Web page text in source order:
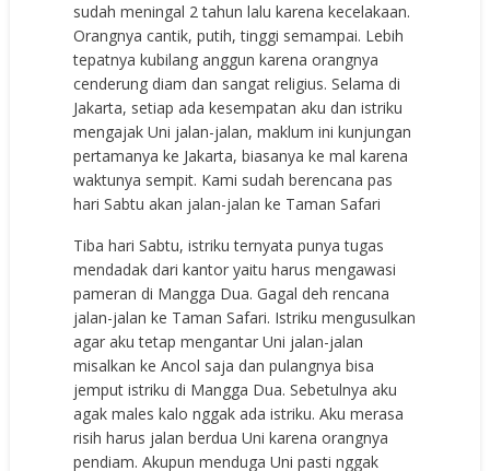
sudah meningal 2 tahun lalu karena kecelakaan.
Orangnya cantik, putih, tinggi semampai. Lebih
tepatnya kubilang anggun karena orangnya
cenderung diam dan sangat religius. Selama di
Jakarta, setiap ada kesempatan aku dan istriku
mengajak Uni jalan-jalan, maklum ini kunjungan
pertamanya ke Jakarta, biasanya ke mal karena
waktunya sempit. Kami sudah berencana pas
hari Sabtu akan jalan-jalan ke Taman Safari
Tiba hari Sabtu, istriku ternyata punya tugas
mendadak dari kantor yaitu harus mengawasi
pameran di Mangga Dua. Gagal deh rencana
jalan-jalan ke Taman Safari. Istriku mengusulkan
agar aku tetap mengantar Uni jalan-jalan
misalkan ke Ancol saja dan pulangnya bisa
jemput istriku di Mangga Dua. Sebetulnya aku
agak males kalo nggak ada istriku. Aku merasa
risih harus jalan berdua Uni karena orangnya
pendiam. Akupun menduga Uni pasti nggak